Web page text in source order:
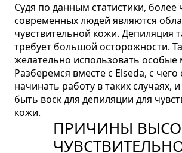
Судя по данным статистики, более
современных людей являются
чувствительной кожи. Депиляция
требует большой осторожности.
желательно использовать особые
Разберемся вместе с Elseda, с чего
начинать работу в таких случаях,
быть воск для депиляции для
кожи.
ПРИЧИНЫ